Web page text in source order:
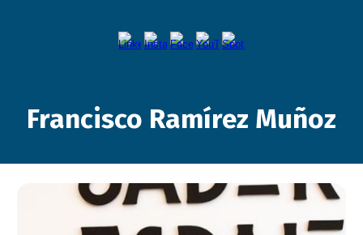
Francisco Ramírez Muñoz